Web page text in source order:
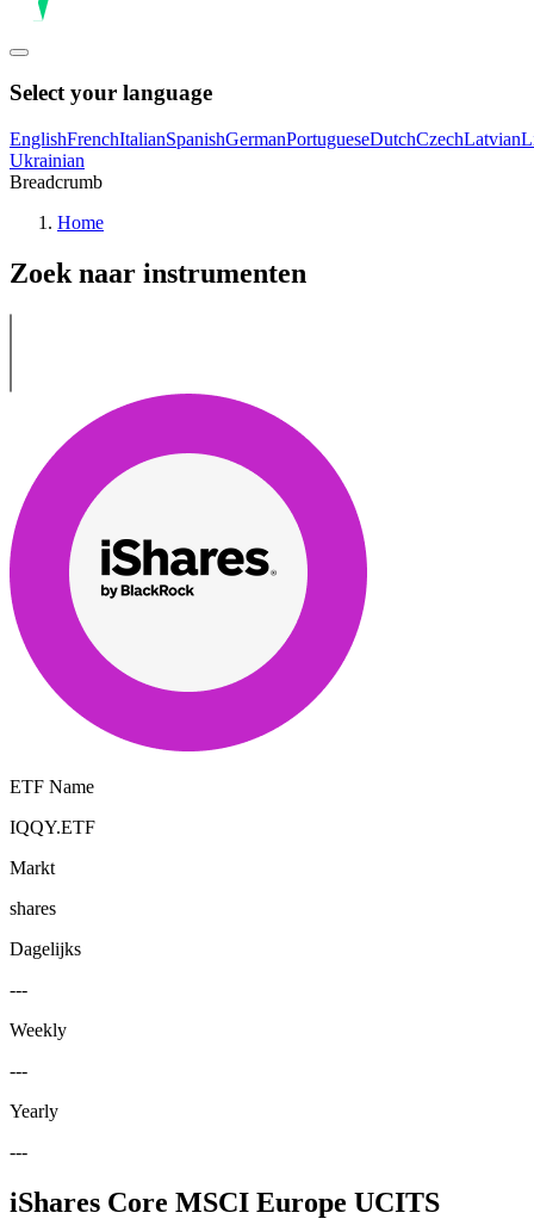
Select your language
EnglishFrenchItalianSpanishGermanPortugueseDutchCzechLatvian
Ukrainian
Breadcrumb
Home
Zoek naar instrumenten
ETF Name
IQQY.ETF
Markt
shares
Dagelijks
---
Weekly
---
Yearly
---
iShares Core MSCI Europe UCITS